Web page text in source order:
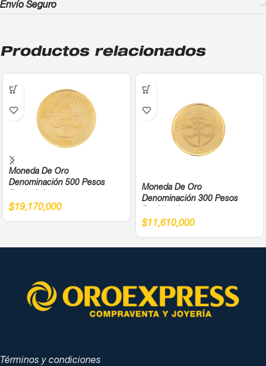
Envío Seguro
Productos relacionados
Moneda De Oro
Denominación 500 Pesos
Panamericanos Año 1971 Cali
$19,170,000
Moneda De Oro
Denominación 300 Pesos
Panamericanos Año 1971 Cali
$11,610,000
Términos y condiciones